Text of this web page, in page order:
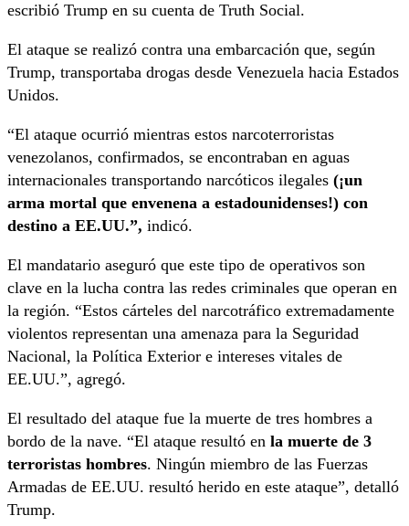
escribió Trump en su cuenta de Truth Social.
El ataque se realizó contra una embarcación que, según
Trump, transportaba drogas desde Venezuela hacia Estados
Unidos.
“El ataque ocurrió mientras estos narcoterroristas
venezolanos, confirmados, se encontraban en aguas
internacionales transportando narcóticos ilegales (¡un
arma mortal que envenena a estadounidenses!) con
destino a EE.UU.”, indicó.
El mandatario aseguró que este tipo de operativos son
clave en la lucha contra las redes criminales que operan en
la región. “Estos cárteles del narcotráfico extremadamente
violentos representan una amenaza para la Seguridad
Nacional, la Política Exterior e intereses vitales de
EE.UU.”, agregó.
El resultado del ataque fue la muerte de tres hombres a
bordo de la nave. “El ataque resultó en la muerte de 3
terroristas hombres. Ningún miembro de las Fuerzas
Armadas de EE.UU. resultó herido en este ataque”, detalló
Trump.